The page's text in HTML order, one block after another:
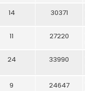
14 30371
11 27220
24 33990
9 24647